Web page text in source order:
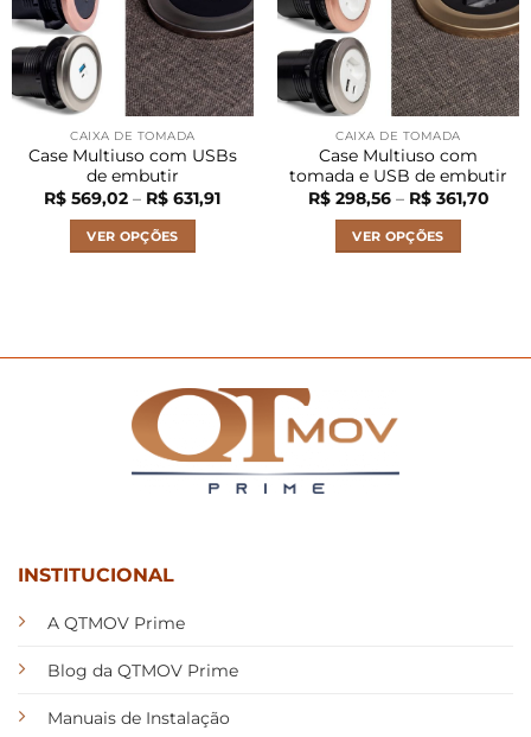
podem
ser
escolhidas
na
página
do
produto
podem
ser
escolhidas
na
página
do
produto
CAIXA DE TOMADA
Case Multiuso com USBs
de embutir
R$ 569,02 – R$ 631,91Faixa
VER OPÇÕES
variantes.
opções
podem
escolhidas
produto
CAIXA DE TOMADA
Case Multiuso com
tomada e USB de embutir
R$298,56 – R$361,70Faixa
VER OPÇÕES
variantes.
INSTITUCIONAL
A QTMOV Prime
Blog da QTMOV Prime
Manuais de Instalação